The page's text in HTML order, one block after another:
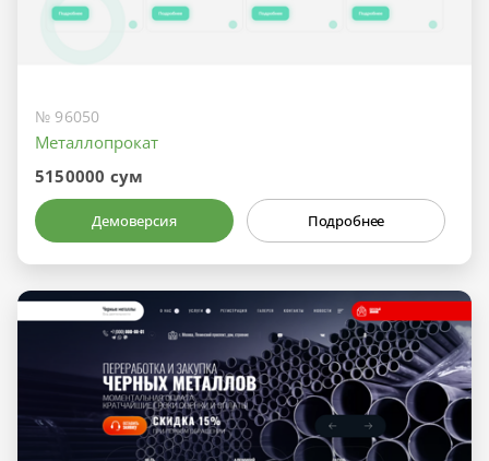
№ 96050
Металлопрокат
5150000 сум
Демоверсия Подробнее